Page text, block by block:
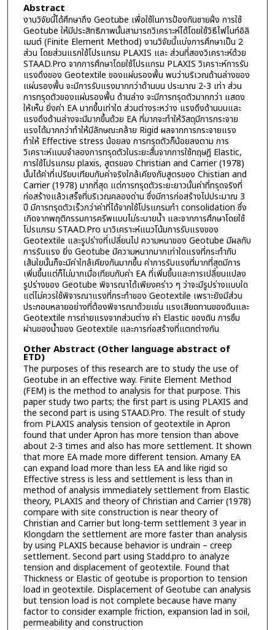
Abstract
งานวิจัยนี้ได้ศึกษาถึง Geotube เพื่อใช้ในการป้องกันชายฝั่ง การใช้
Geotube ให้มีประสิทธิภาพนั้นสามารถวิเคราะห์ได้โดยใช้วิธีไฟไนท์อิลิ
เมนต์ (Finite Element Method) งานวิจัยนี้แบ่งการศึกษาเป็น 2
ส่วน โดยส่วนแรกใช้โปรแกรม PLAXIS และ ส่วนที่สองวิเคราะห์ด้วย
STAAD.Pro จากการศึกษาโดยใช้โปรแกรม PLAXIS วิเคราะห์การรับ
แรงดึงของ Geotextile ของแผ่นรองพื้น พบว่าบริเวณด้านล่างของ
แผ่นรองพื้น จะมีการรับแรงมากกว่าด้านบน ประมาณ 2-3 เท่า ส่วน
การทรุดตัวของแผ่นรองพื้น ด้านล่าง จะมีการทรุดตัวมากกว่า แสดง
ให้เห็น ยิ่งค่า EA มากขึ้นเท่าใด ส่วนต่างระหว่าง แรงดึงด้านบนและ
แรงดึงด้านล่างจะมีมากขึ้นด้วย EA ที่มากจะทำให้วัสดุมีการกระจาย
แรงได้มากกว่าทำให้มีลักษณะคล้าย Rigid ผลจากการกระจายแรง
ทำให้ Effective stress น้อยลง การทรุดตัวก็น้อยลงตาม การ
วิเคราะห์แบบจำลองการทรุดตัวในระยะสั้นจากการใช้ทฤษฎี Elastic,
การใช้โปรแกรม plaxis, สูตรของ Christian and Carrier (1978)
นั้นได้ค่าที่เปรียบเทียบกับค่าจริงใกล้เคียงกับสูตรของ Chistian and
Carrier (1978) มากที่สุด แต่การทรุดตัวระยะยาวนั้นค่าที่ทรุดจริงที่
ก่อสร้างแล้วเสร็จที่บริเวณคลองด่าน ซึ่งมีการก่อสร้างไปประมาณ 3
ปี มีการทรุดตัวเร็วกว่าค่าที่ได้จากใช้โปรแกรมทำ consolidation ซึ่ง
เกิดจากพฤติกรรมการครีพแบบไม่ระบายน้ำ และจากการศึกษาโดยใช้
โปรแกรม STAAD.Pro มาวิเคราะห์แนวโน้มการรับแรงของ
Geotextile และรูปร่างที่เปลี่ยนไป ความหนาของ Geotube มีผลกับ
การรับแรง ยิ่ง Geotube มีความหนากมากเท่าใดแรงที่กระทำกับ
เส้นใยนั้นก็จะมีค่าใกล้เคียงกันมากขึ้น ค่าการรับแรงที่มากที่สุดมีการ
เพิ่มขึ้นแต่ก็ไม่มากเมื่อเทียบกับค่า EA ที่เพิ่มขึ้นและการเปลี่ยนแปลง
รูปร่างของ Geotube พิจารณาได้เพียงคร่าว ๆ ว่าจะมีรูปร่างแบบใด
แต่ไม่ควรใช้พิจารณาแรงที่กระทำของ Geotextile เพราะยังมีส่วน
ประกอบหลายอย่างที่ต้องพิจารณาด้วยเช่น แรงเสียดทานของดินและ
Geotextile การถ่ายแรงจากส่วนต่าง ค่า Elastic ของดิน การซึม
ผ่านของน้ำของ Geotextile และการก่อสร้างที่แตกต่างกัน
Other Abstract (Other language abstract of
ETD)
The purposes of this research are to study the use of
Geotube in an effective way. Finite Element Method
(FEM) is the method to analysis for that purpose. This
paper study two parts; the first part is using PLAXIS and
the second part is using STAAD.Pro. The result of study
from PLAXIS analysis tension of geotextile in Apron
found that under Apron has more tension than above
about 2-3 times and also has more settlement. It shown
that more EA made more different tension. Amany EA
can expand load more than less EA and like rigid so
Effective stress is less and settlement is less than in
method of analysis immediately settlement from Elastic
theory, PLAXIS and theory of Christian and Carrier (1978)
compare with site construction is near theory of
Christian and Carrier but long-term settlement 3 year in
Klongdarn the settlement are more faster than analysis
by using PLAXIS because behavior is undrain – creep
settlement. Second part using Stadd.pro to analyze
tension and displacement of geotextile. Found that
Thickness or Elastic of geotube is proportion to tension
load in geotextile. Displacement of Geotube can analysis
but tension load is not complete because have many
factor to consider example friction, expansion lad in soil,
permeability and construction